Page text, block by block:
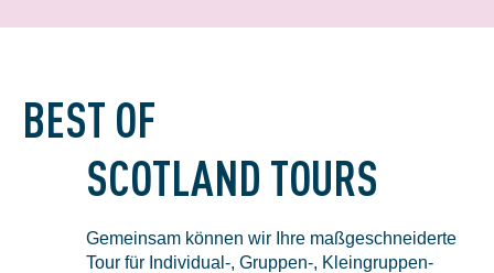
BEST OF
SCOTLAND TOURS
Gemeinsam können wir Ihre maßgeschneiderte
Tour für Individual-, Gruppen-, Kleingruppen-